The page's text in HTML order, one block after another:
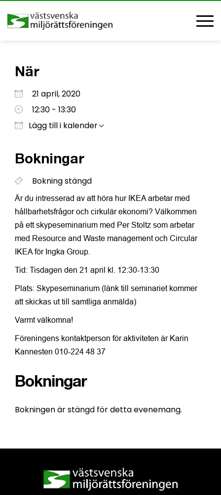
När
21 april, 2020
12:30 - 13:30
Lägg till i kalender
Ladda ner ICS
Bokningar
Bokning stängd
Är du intresserad av att höra hur IKEA arbetar med
hållbarhetsfrågor och cirkulär ekonomi? Välkommen
på ett skypeseminarium med Per Stoltz som arbetar
med Resource and Waste management och Circular
IKEA för Ingka Group.
Tid: Tisdagen den 21 april kl. 12:30-13:30
Plats: Skypeseminarium (l änk till seminariet kommer
att skickas ut till samtliga anmälda)
Varmt välkomna!
Föreningens kontaktperson för aktiviteten är Karin
Kannesten 010-224 48 37
Bokningar
Bokningen är stängd för detta evenemang.